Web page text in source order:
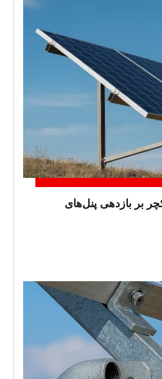
بر بازدهی پنل‌های